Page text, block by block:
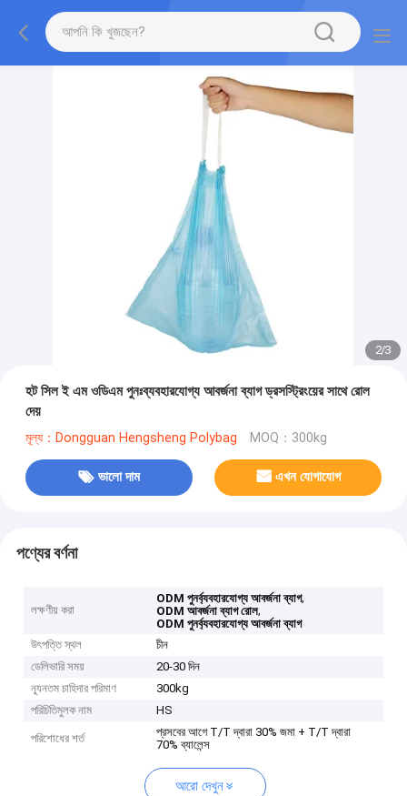
2/3
হট সিল ই এম ওডিএম পুনঃব্যবহারযোগ্য আবর্জনা ব্যাগ ড্রসস্ট্রিংয়ের সাথে রোল
দেয়
মূল্য：Dongguan Hengsheng Polybag MOQ：300kg
ভালো দাম এখন যোগাযোগ
পণ্যের বর্ণনা
লক্ষণীয় করা
ODM পুনর্ব্যবহারযোগ্য আবর্জনা ব্যাগ,
ODM আবর্জনা ব্যাগ রোল,
ODM পুনর্ব্যবহারযোগ্য আবর্জনা ব্যাগ
উৎপত্তি স্থল
চীন
ডেলিভারি সময়
20-30 দিন
ন্যূনতম চাহিদার পরিমাণ
300kg
পরিচিতিমুলক নাম
HS
পরিশোধের শর্ত
প্রসবের আগে T/T দ্বারা 30% জমা + T/T দ্বারা
70% ব্যালেন্স
আরো দেখুন